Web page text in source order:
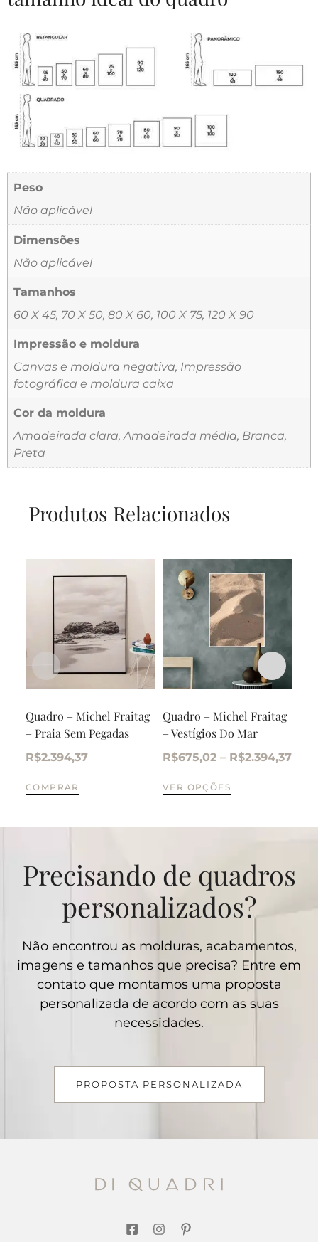
Peso
Não aplicável
Dimensões
Não aplicável
Tamanhos
60 X 45, 70 X 50, 80 X 60, 100 X 75, 120 X 90
Impressão e moldura
Canvas e moldura negativa, Impressão
fotográfica e moldura caixa
Cor da moldura
Amadeirada clara, Amadeirada média, Branca,
Preta
Produtos Relacionados
Quadro – Michel Fraitag
– Praia Sem Pegadas
R$2.394,37
COMPRAR
Quadro – Michel Fraitag
– Vestígios Do Mar
R$675,02 – R$2.394,37
VER OPÇÕES
Precisando de quadros
personalizados?
Não encontrou as molduras, acabamentos,
imagens e tamanhos que precisa? Entre em
contato que montamos uma proposta
personalizada de acordo com as suas
necessidades.
PROPOSTA PERSONALIZADA